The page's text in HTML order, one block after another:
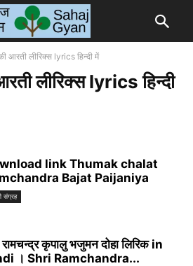
आरती लीरिक्स lyrics हिन्दी में
लीरिक्स lyrics हिन्दी
link Thumak chalat
Bajat Paijaniya
संग्रह
रामचन्द्र कृपालु भजुमन दोहा लिरिक in
। Shri Ramchandra...